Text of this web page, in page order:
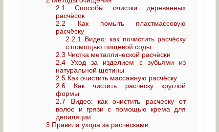
2.1
Способы очистки деревянных
расчёсок
2.2 Как помыть пластмассовую
расчёску
2.2.1
Видео: как почистить расчёску
с помощью пищевой соды
2.3 Чистка металлической расчёски
2.4 Уход за изделием с зубьями из
натуральной щетины
2.5 Как очистить массажную расчёску
2.6 Как чистить расчёску круглой
формы
2.7 Видео: как очистить расческу от
волос и грязи с помощью крема для
депиляции
3 Правила ухода за расчёсками